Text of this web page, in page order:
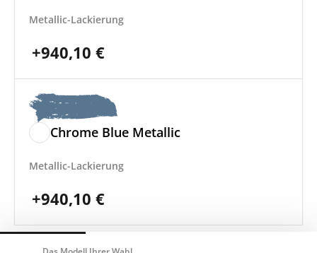
Metallic-Lackierung
+940,10 €
Chrome Blue Metallic
Metallic-Lackierung
+940,10 €